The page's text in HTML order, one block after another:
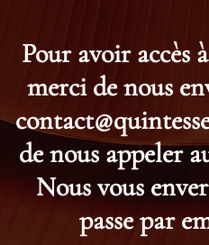
Pour avoir accès
merci de nous
de nous appeler
Nous vous
passe par